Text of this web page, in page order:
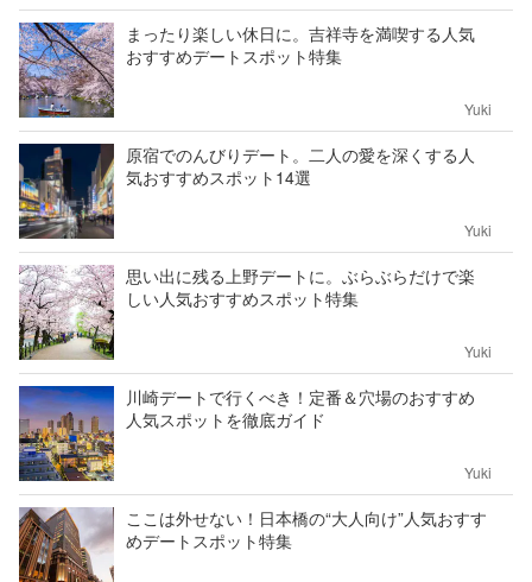
まったり楽しい休日に。吉祥寺を満喫する人気
おすすめデートスポット特集
Yuki
原宿でのんびりデート。二人の愛を深くする人
気おすすめスポット14選
Yuki
思い出に残る上野デートに。ぶらぶらだけで楽
しい人気おすすめスポット特集
Yuki
川崎デートで行くべき！定番＆穴場のおすすめ
人気スポットを徹底ガイド
Yuki
ここは外せない！日本橋の“大人向け”人気おすす
めデートスポット特集